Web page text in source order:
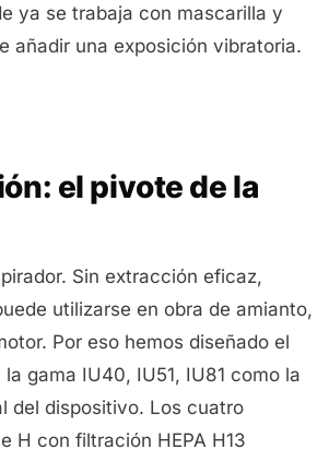
ya se trabaja con mascarilla y
añadir una exposición vibratoria.
el pivote de la
Sin extracción eficaz,
utilizarse en obra de amianto,
Por eso hemos diseñado el
gama IU40, IU51, IU81 como la
del dispositivo. Los cuatro
H con filtración HEPA H13